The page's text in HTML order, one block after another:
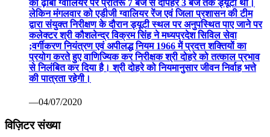
का ढ़ाबा ग्वालियर पर प्रातरू 7 बजे से दोपहर 3 बजे तक ड्यूटी थी।
लेकिन मंगलवार को एडीजी ग्वालियर रेंज एवं जिला प्रशासन की टीम
द्वारा संयुक्त निरीक्षण के दौरान ड्यूटी स्थल पर अनुपस्थित पाए जाने पर
कलेक्टर श्री कौशलेन्द्र विक्रम सिंह ने मध्यप्रदेश सिविल सेवा
;वर्गीकरण नियंत्रण एवं अपीलद्ध नियम 1966 में प्रदत्त शक्तियों का
प्रयोग करते हुए वाणिज्यिक कर निरीक्षक श्री दोहरे को तत्काल प्रभाव
से निलंबित कर दिया है। श्री दोहरे को नियमानुसार जीवन निर्वाह भत्ते
की पात्रता रहेगी।
—04/07/2020
विज़िटर संख्या